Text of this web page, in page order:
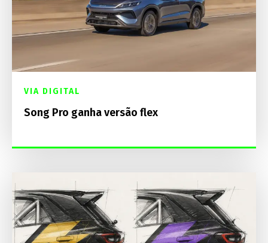
VIA DIGITAL
Song Pro ganha versão flex